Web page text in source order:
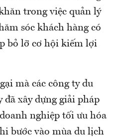
trong việc quản lý
sóc khách hàng có
bỏ lỡ cơ hội kiếm lợi
mà các công ty du
đã xây dựng giải pháp
nghiệp tối ưu hóa
bước vào mùa du lịch